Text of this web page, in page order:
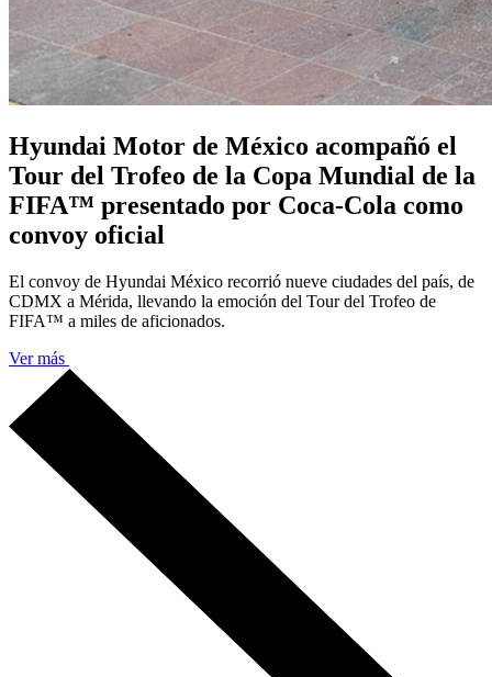
Hyundai Motor de México acompañó el
Tour del Trofeo de la Copa Mundial de la
FIFA™ presentado por Coca-Cola como
convoy oficial
El convoy de Hyundai México recorrió nueve ciudades del país, de
CDMX a Mérida, llevando la emoción del Tour del Trofeo de
FIFA™ a miles de aficionados.
Ver más